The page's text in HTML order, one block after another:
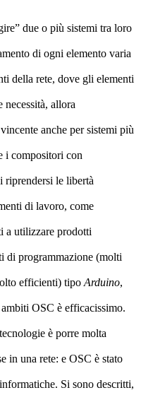
due o più sistemi tra loro
di ogni elemento varia
della rete, dove gli elementi
necessità, allora
anche per sistemi più
i compositori con
riprendersi le libertà
di lavoro, come
a utilizzare prodotti
di programmazione (molti
efficienti) tipo Arduino,
OSC è efficacissimo.
è porre molta
in una rete: e OSC è stato
Si sono descritti,